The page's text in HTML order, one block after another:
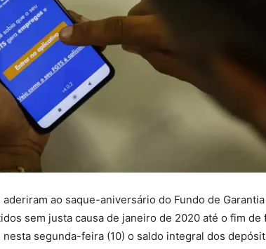
ao saque-aniversário do Fundo de
sem justa causa de janeiro de 2020 até o fim
segunda-feira (10) o saldo integral dos